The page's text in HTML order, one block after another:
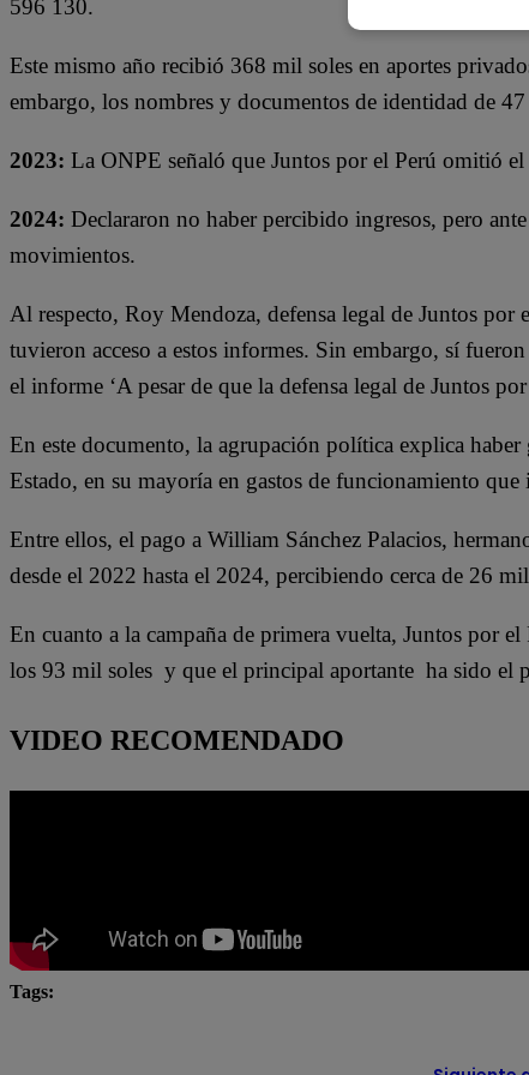
596 130.
Este mismo año recibió 368 mil soles en aportes
embargo, los nombres y documentos de identidad de
2023: La ONPE señaló que Juntos por el Perú omitió
2024: Declararon no haber percibido ingresos, pero
movimientos.
Al respecto, Roy Mendoza, defensa legal de Juntos
tuvieron acceso a estos informes. Sin embargo, sí
el informe ‘A pesar de que la defensa legal de Juntos por
En este documento, la agrupación política explica
Estado, en su mayoría en gastos de funcionamiento
Entre ellos, el pago a William Sánchez Palacios,
desde el 2022 hasta el 2024, percibiendo cerca de 26
En cuanto a la campaña de primera vuelta, Juntos por
los 93 mil soles y que el principal aportante ha sido el
VIDEO RECOMENDADO
Tags: